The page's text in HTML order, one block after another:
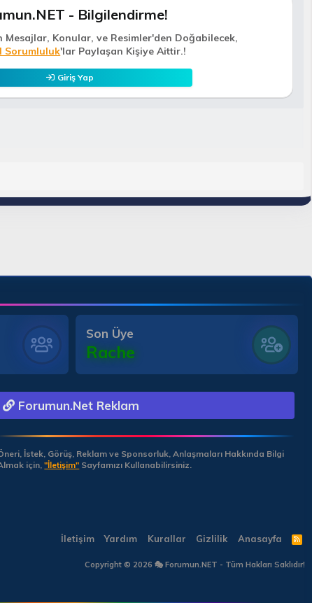
- Bilgilendirme!
Mesajlar, Konular, ve Resimler'den Doğabilecek,
Sorumluluk'lar Paylaşan Kişiye Aittir.!
Giriş Yap
Son Üye
Rache
Forumun.Net Reklam
İstek, Görüş, Reklam ve Sponsorluk, Anlaşmaları Hakkında Bilgi
için,"İletişim" Sayfamızı Kullanabilirsiniz.
İletişim Yardım Kurallar Gizlilik Anasayfa
R
S
Copyright © 2026 🎭 Forumun.NET - Tüm Hakları Saklıdır!